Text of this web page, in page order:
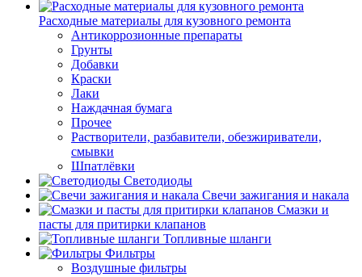
Расходные материалы для кузовного ремонта
Антикоррозионные препараты
Грунты
Добавки
Краски
Лаки
Наждачная бумага
Прочее
Растворители, разбавители, обезжириватели,
смывки
Шпатлёвки
Светодиоды
Свечи зажигания и накала
Смазки и
пасты для притирки клапанов
Топливные шланги
Фильтры
Воздушные фильтры